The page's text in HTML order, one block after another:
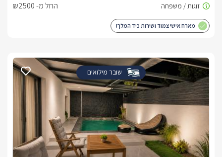
החל מ- ₪2500
מארח אישי צמוד ושירות כיד המלך!
שובר מילואים